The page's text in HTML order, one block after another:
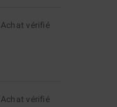
Achat vérifié
Achat vérifié